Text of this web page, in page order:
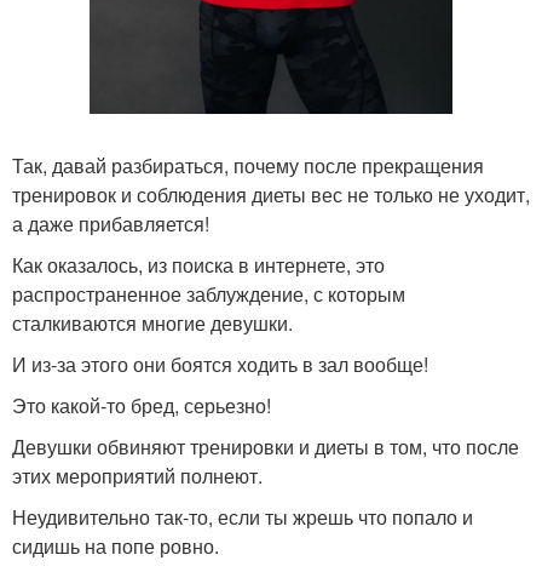
Так, давай разбираться, почему после прекращения
тренировок и соблюдения диеты вес не только не уходит,
а даже прибавляется!
Как оказалось, из поиска в интернете, это
распространенное заблуждение, с которым
сталкиваются многие девушки.
И из-за этого они боятся ходить в зал вообще!
Это какой-то бред, серьезно!
Девушки обвиняют тренировки и диеты в том, что после
этих мероприятий полнеют.
Неудивительно так-то, если ты жрешь что попало и
сидишь на попе ровно.